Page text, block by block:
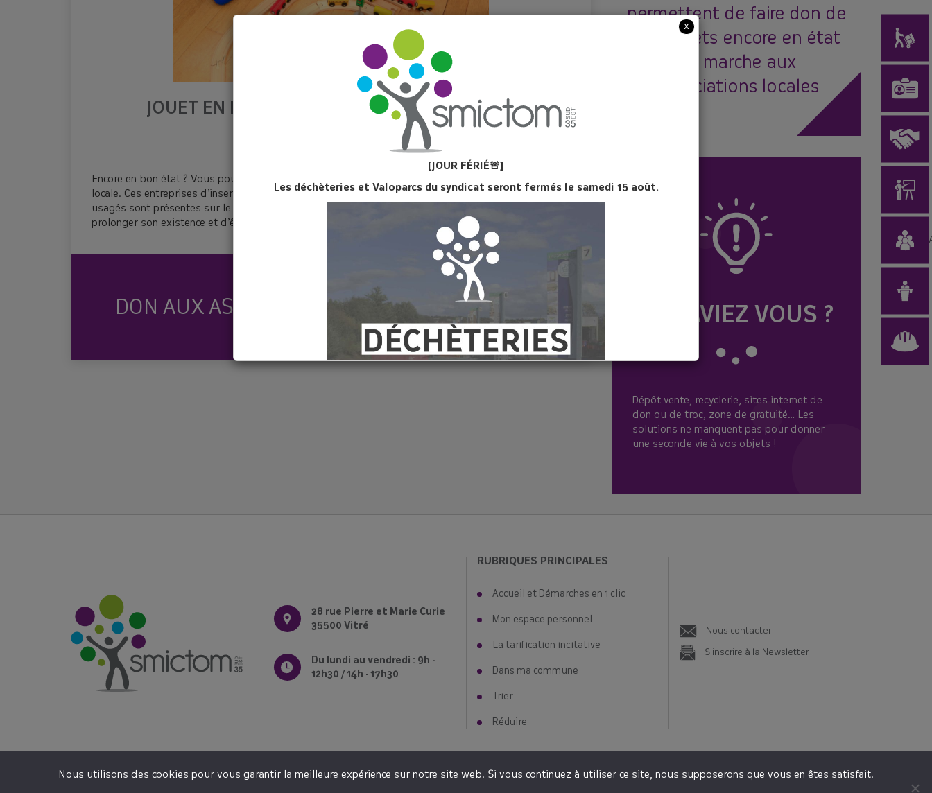
x
[JOUR FÉRIÉ🚨]
Les déchèteries et Valoparcs du syndicat seront fermés le samedi 15 août.
👉Samedi 12 septembre à Vitré
📣+ Une nouvelle date : Samedi 14 novembre à Châteaubourg
Réservez votre composteur en cliquant ici !
JOUET EN ÉTAT (HORS JOUET ÉLECTRIQUE ET
Encore en bon état ? Vous pouvez le donner à votre entourage, à une association ou une Recyclerie
locale. Ces entreprises d’insertion engagées dans récupération et la réutilisation des produits
usagés sont présentes sur le territoire. Il y sera revendu à prix solidaire. Vous lui permettez ainsi de
prolonger son existence et d’être utile à d’autres personnes.
DON AUX ASSOCIATIONS CARITATIVES OU EN
DÉCHÈTERIE
permettent de faire don de
vos objets encore en état
de marche aux
associations locales
LE SAVIEZ VOUS ?
Dépôt vente, recyclerie, sites internet de
don ou de troc, zone de gratuité… Les
solutions ne manquent pas pour donner
une seconde vie à vos objets !
28 rue Pierre et Marie Curie
35500 Vitré
Du lundi au vendredi : 9h -
12h30 / 14h - 17h30
RUBRIQUES PRINCIPALES
Accueil et Démarches en 1 clic
Mon espace personnel
La tarification incitative
Dans ma commune
Trier
Réduire
Nous contacter
S'inscrire à la Newsletter
Nous utilisons des cookies pour vous garantir la meilleure expérience sur notre site web. Si vous continuez à utiliser ce site, nous supposerons que vous en êtes satisfait.